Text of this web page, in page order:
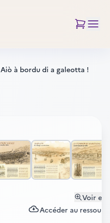
Aiò à bordu di a galeotta !
Voir en
Accéder au